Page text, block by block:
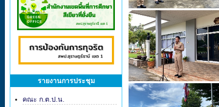
รายงานการประชุม
คณะ ก.ต.ป.น.